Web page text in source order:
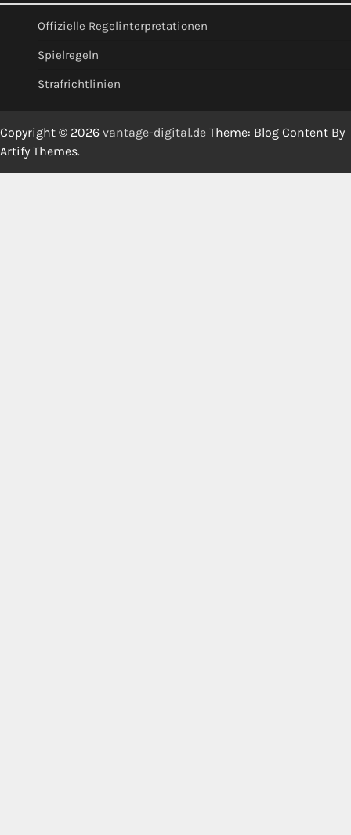
Offizielle Regelinterpretationen
Spielregeln
Strafrichtlinien
Copyright © 2026 vantage-digital.de Theme: Blog Content By
Artify Themes.